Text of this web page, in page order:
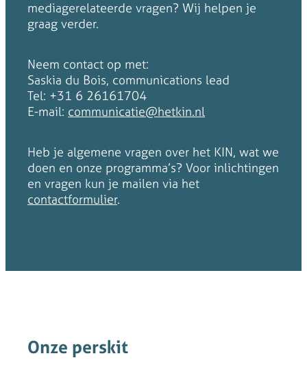
mediagerelateerde vragen? Wij helpen je
graag verder.
Neem contact op met:
Saskia du Bois, communications lead
Tel: +31 6 26161704
E-mail: communicatie@hetkin.nl
Heb je algemene vragen over het KIN, wat we
doen en onze programma’s? Voor inlichtingen
en vragen kun je mailen via het
contactformulier.
Onze perskit